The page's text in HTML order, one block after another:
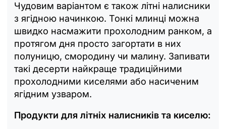
Чудовим варіантом є також літні налисники
з ягідною начинкою. Тонкі млинці можна
швидко насмажити прохолодним ранком, а
протягом дня просто загортати в них
полуницю, смородину чи малину. Запивати
такі десерти найкраще традиційними
прохолодними киселями або насиченим
ягідним узваром.
Продукти для літніх налисників та киселю: